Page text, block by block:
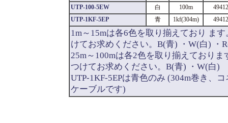
UTP-100-5EW
白 100m
UTP-1KF-5EP
青 1kf(304m)
1m～15mは各6色を取り揃えており ま
けてお求めください。B(青) ・W(白) ・
25m～100mは各2色を取り揃えており
つけてお求めください。B(青) ・W(白)
UTP-1KF-5EPは青色のみ (304m巻き、
ケーブルです)